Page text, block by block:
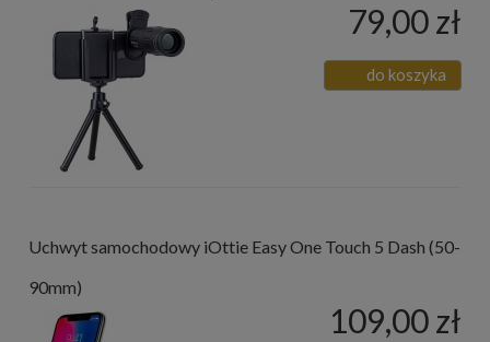
79,00 zł
do koszyka
Uchwyt samochodowy iOttie Easy One Touch 5 Dash (50-
90mm)
109,00 zł